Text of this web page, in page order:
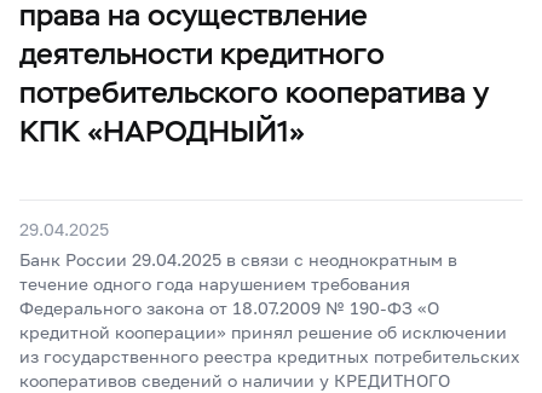
права на осуществление
деятельности кредитного
потребительского кооператива у
КПК «НАРОДНЫЙ1»
29.04.2025
Банк России 29.04.2025 в связи с неоднократным в
течение одного года нарушением требования
Федерального закона от 18.07.2009 № 190-ФЗ «О
кредитной кооперации» принял решение об исключении
из государственного реестра кредитных потребительских
кооперативов сведений о наличии у КРЕДИТНОГО